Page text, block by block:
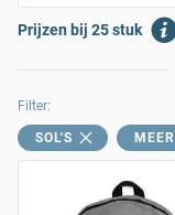
Prijzen bij 25 stuk
Filter:
SOL'S MEER